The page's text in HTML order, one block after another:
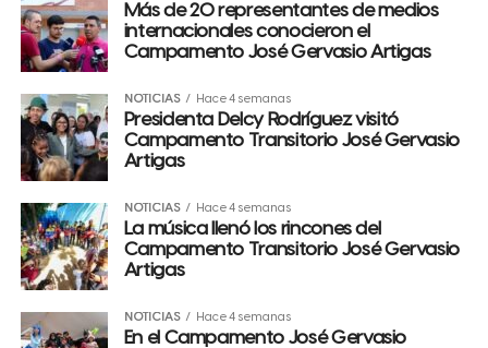
Más de 20 representantes de medios
internacionales conocieron el
Campamento José Gervasio Artigas
NOTICIAS Hace 4 semanas
Presidenta Delcy Rodríguez visitó
Campamento Transitorio José Gervasio
Artigas
NOTICIAS Hace 4 semanas
La música llenó los rincones del
Campamento Transitorio José Gervasio
Artigas
NOTICIAS Hace 4 semanas
En el Campamento José Gervasio